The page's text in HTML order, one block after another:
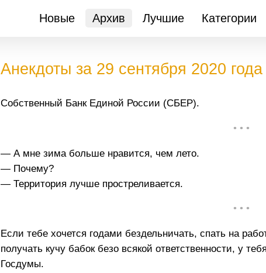
Новые Архив Лучшие Категории
Анекдоты за 29 сентября 2020 года
Собственный Банк Единой России (СБЕР).
• • •
— А мне зима больше нравится, чем лето.
— Почему?
— Территория лучше простреливается.
• • •
Если тебе хочется годами бездельничать, спать на
получать кучу бабок безо всякой ответственности, у
Госдумы.